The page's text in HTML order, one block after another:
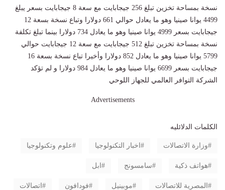
نسخة بمساحة تخزين تبلغ 256 جيجابايت مع سعة 8 جيجابايت بسعر يبلغ
4499 يوانا صينيا وهو ما يعادل حوالي 661 دولارا وتباع نسخة بسعة 12
جيجابايت بسعر 4999 يوانا صينيا وهو ما يعادل 734 دولارا بينما تبلغ تكلفة
نسخة بمساحة تخزين تبلغ 512 جيجابايت مع سعة 12 جيجابايت حوالي
5799 يوانا صينيا وهو ما يعادل 852 دولارا وأخيرا تباع نسخة بسعة 16
جيجابايت بسعر 6699 يوانا صينيا وهو ما يعادل 984 دولارا و لم تؤكد
الشركة التوافر العالمي للجهاز اللوحي
Advertisements
الكلمات الدلائليه
وزارة الاتصالات اخبار التكنولوجيا علوم وتكنولوجيا
هواتف ذكية سامسونج ابل
المصرية للاتصالات موبينيل فودافون اتصالات